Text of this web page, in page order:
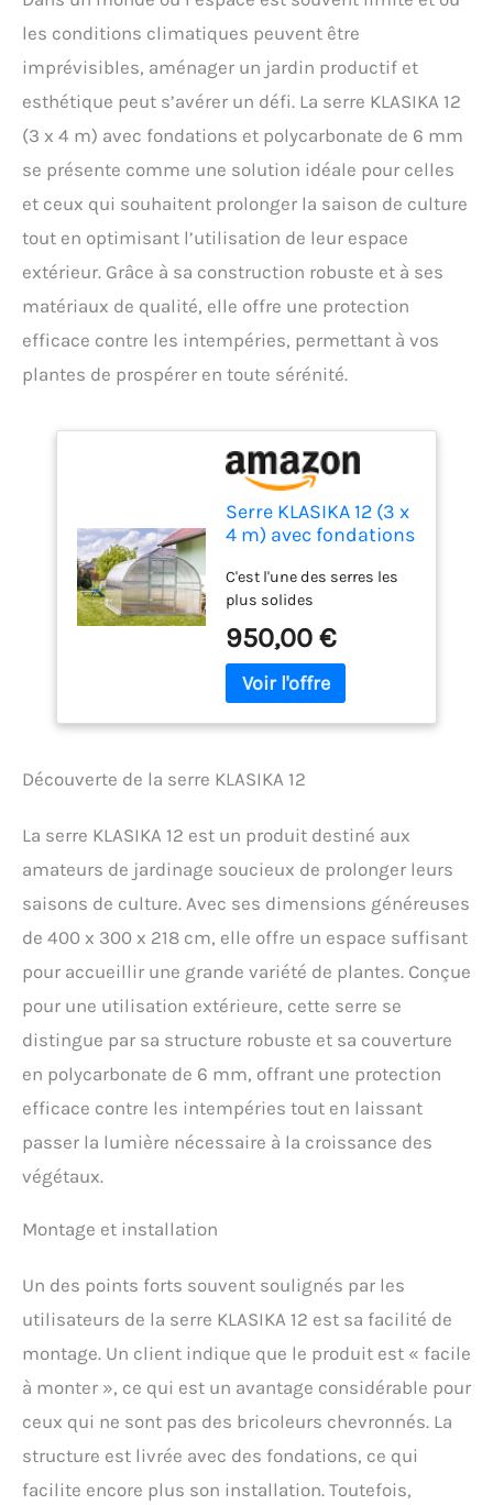
les conditions climatiques peuvent être
imprévisibles, aménager un jardin productif et
esthétique peut s’avérer un défi. La serre KLASIKA 12
(3 x 4 m) avec fondations et polycarbonate de 6 mm
se présente comme une solution idéale pour celles
et ceux qui souhaitent prolonger la saison de culture
tout en optimisant l’utilisation de leur espace
extérieur. Grâce à sa construction robuste et à ses
matériaux de qualité, elle offre une protection
efficace contre les intempéries, permettant à vos
plantes de prospérer en toute sérénité.
Serre KLASIKA 12 (3 x
4 m) avec fondations
6 mm
C'est l'une des serres les
plus solides
950,00 €
Découverte de la serre KLASIKA 12
La serre KLASIKA 12 est un produit destiné aux
amateurs de jardinage soucieux de prolonger leurs
saisons de culture. Avec ses dimensions généreuses
de 400 x 300 x 218 cm, elle offre un espace suffisant
pour accueillir une grande variété de plantes. Conçue
pour une utilisation extérieure, cette serre se
distingue par sa structure robuste et sa couverture
en polycarbonate de 6 mm, offrant une protection
efficace contre les intempéries tout en laissant
passer la lumière nécessaire à la croissance des
végétaux.
Montage et installation
Un des points forts souvent soulignés par les
utilisateurs de la serre KLASIKA 12 est sa facilité de
montage. Un client indique que le produit est « facile
à monter », ce qui est un avantage considérable pour
ceux qui ne sont pas des bricoleurs chevronnés. La
structure est livrée avec des fondations, ce qui
facilite encore plus son installation. Toutefois,